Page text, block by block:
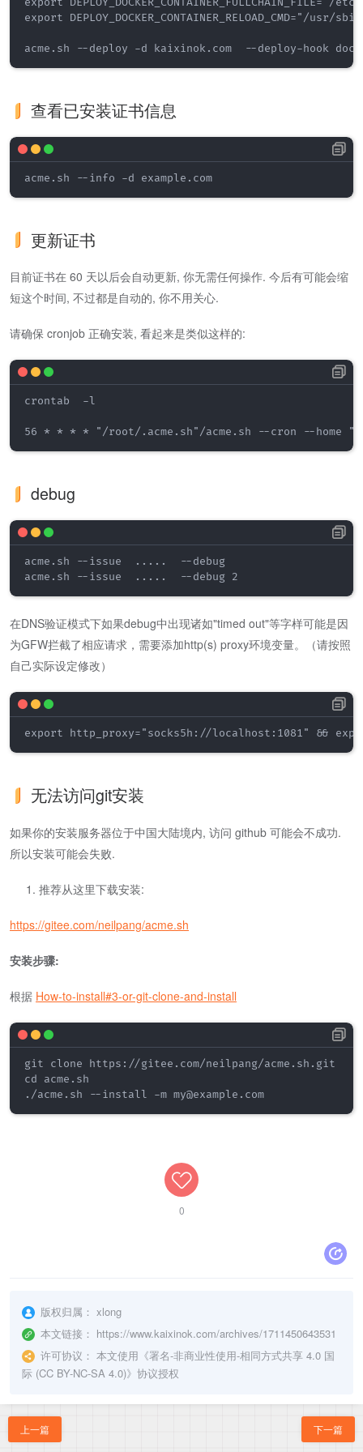
export DEPLOY_DOCKER_CONTAINER_RELOAD_CMD="/
acme.sh --deploy -d kaixinok.com  --deploy-hook
查看已安装证书信息
acme.sh --info -d example.com
更新证书
目前证书在 60 天以后会自动更新, 你无需任何操作. 今后有可能会缩
短这个时间, 不过都是自动的, 你不用关心.
请确保 cronjob 正确安装, 看起来是类似这样的:
crontab  -l
56 * * * * "/root/.acme.sh"/acme.sh --cron --home
debug
acme.sh --issue  .....  --debug
acme.sh --issue  .....  --debug 2
在DNS验证模式下如果debug中出现诸如"timed out"等字样可能是因
为GFW拦截了相应请求，需要添加http(s) proxy环境变量。（请按照
自己实际设定修改）
export http_proxy="socks5h://localhost:1081" &&
无法访问git安装
如果你的安装服务器位于中国大陆境内, 访问 github 可能会不成功.
所以安装可能会失败.
推荐从这里下载安装:
https://gitee.com/neilpang/acme.sh
安装步骤:
根据 How-to-install#3-or-git-clone-and-install
git clone https://gitee.com/neilpang/acme.sh.git
cd acme.sh
./acme.sh --install -m my@example.com
0
版权归属： xlong
本文链接： https://www.kaixinok.com/archives/1711450643531
许可协议： 本文使用《署名-非商业性使用-相同方式共享 4.0 国
际 (CC BY-NC-SA 4.0)》协议授权
上一篇 下一篇